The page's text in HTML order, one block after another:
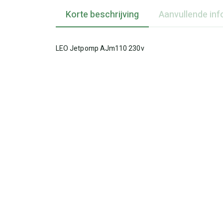
Korte beschrijving Aanvullende
LEO Jetpomp AJm110 230v